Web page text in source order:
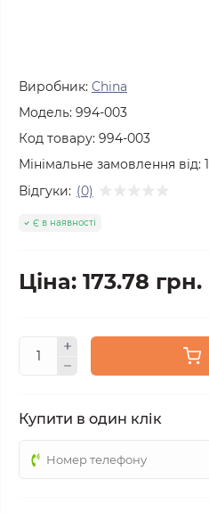
Виробник: China
Модель: 994-003
Код товару: 994-003
Мінімальне замовлення від: 1
Відгуки: (0)
Є в наявності
Ціна: 173.78 грн.
Купити в один клік